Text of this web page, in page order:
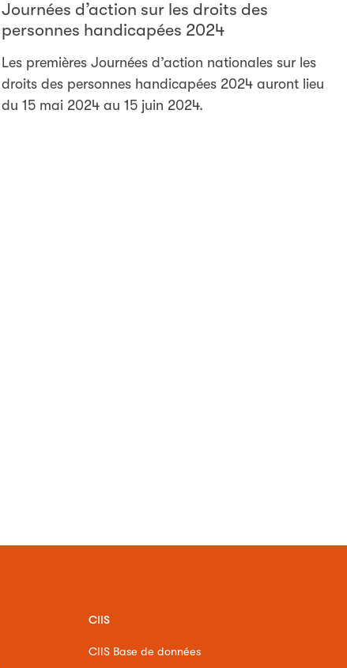
Journées d’action sur les droits des
personnes handicapées 2024
Les premières Journées d’action nationales sur les
droits des personnes handicapées 2024 auront lieu
du 15 mai 2024 au 15 juin 2024.
CIIS
CIIS Base de données